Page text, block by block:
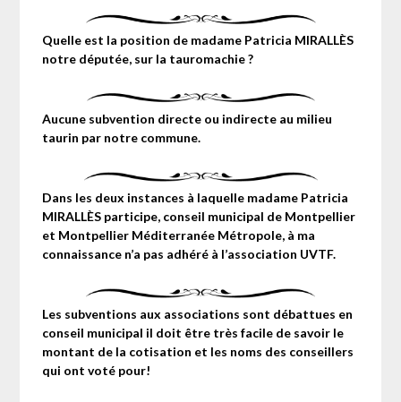
Quelle est la position de madame Patricia MIRALLÈS
notre députée, sur la tauromachie ?
Aucune subvention directe ou indirecte au milieu
taurin par notre commune.
Dans les deux instances à laquelle madame Patricia
MIRALLÈS participe, conseil municipal de Montpellier
et Montpellier Méditerranée Métropole, à ma
connaissance n’a pas adhéré à l’association UVTF.
Les subventions aux associations sont débattues en
conseil municipal il doit être très facile de savoir le
montant de la cotisation et les noms des conseillers
qui ont voté pour!